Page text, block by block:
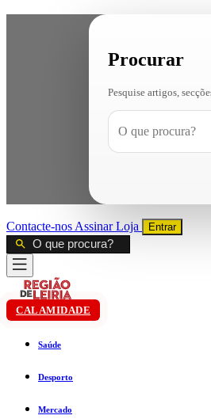
Procurar
Pesquise artigos,
Contacte-nos AssinarLoja Entrar
CALAMIDADE
Saúde
Desporto
Mercado